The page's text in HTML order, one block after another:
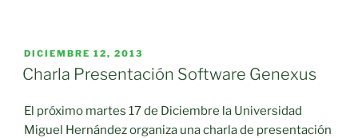
PUBLICADO
EL
DICIEMBRE 12, 2013
Charla Presentación Software Genexus
El próximo martes 17 de Diciembre la Universidad
Miguel Hernández organiza una charla de presentación